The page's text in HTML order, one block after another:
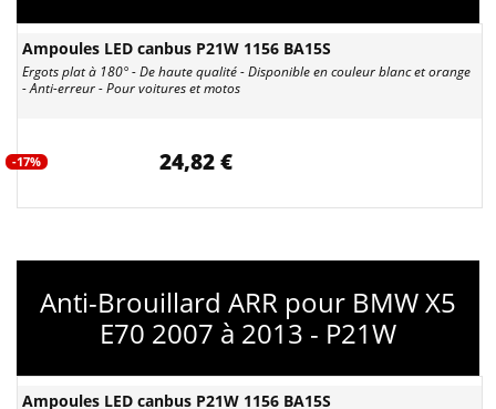
Ampoules LED canbus P21W 1156 BA15S
Ergots plat à 180° - De haute qualité - Disponible en couleur blanc et orange
- Anti-erreur - Pour voitures et motos
-17% 24,82 €
Anti-Brouillard ARR pour BMW X5
E70 2007 à 2013 - P21W
Ampoules LED canbus P21W 1156 BA15S